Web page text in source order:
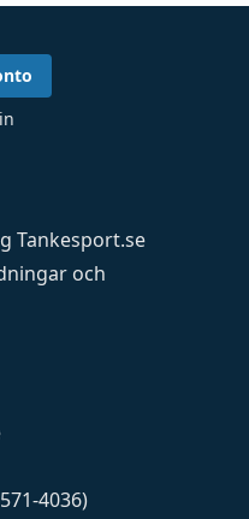
Tankesport.se
och
4036)